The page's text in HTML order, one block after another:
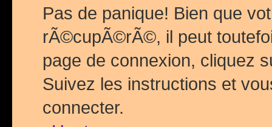
Pas de panique! Bien que
rÃ©cupÃ©rÃ©, il peut
page de connexion, cliquez
Suivez les instructions et
connecter.